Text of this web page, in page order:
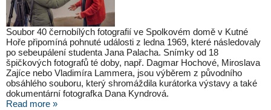
Soubor 40 černobílých fotografií ve Spolkovém domě v Kutné
Hoře připomíná pohnuté události z ledna 1969, které následovaly
po sebeupálení studenta Jana Palacha. Snímky od 18
špičkových fotografů té doby, např. Dagmar Hochové, Miroslava
Zajíce nebo Vladimíra Lammera, jsou výběrem z původního
obsáhlého souboru, který shromáždila kurátorka výstavy a také
dokumentární fotografka Dana Kyndrová.
Read more »